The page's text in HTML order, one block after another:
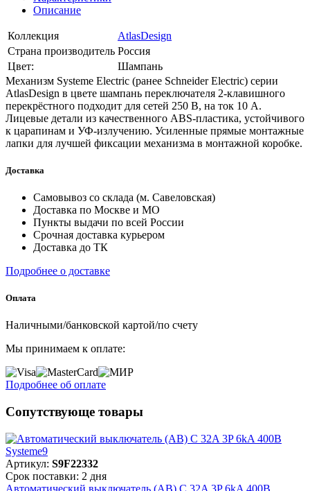
Описание
Коллекция
AtlasDesign
Страна производитель Россия
Цвет:
Шампань
Механизм Systeme Electric (ранее Schneider Electric) серии
AtlasDesign в цвете шампань переключателя 2-клавишного
перекрёстного подходит для сетей 250 В, на ток 10 А.
Лицевые детали из качественного ABS-пластика, устойчивого
к царапинам и УФ-излучению. Усиленные прямые монтажные
лапки для лучшей фиксации механизма в монтажной коробке.
Доставка
Самовывоз со склада (м. Савеловская)
Доставка по Москве и МО
Пункты выдачи по всей России
Срочная доставка курьером
Доставка до ТК
Подробнее о доставке
Оплата
Наличными/банковской картой/по счету
Мы принимаем к оплате:
Подробнее об оплате
Сопутствующе товары
Артикул: S9F22332
Срок поставки: 2 дня
Автоматический выключатель (АВ) C 32A 3P 6kA 400В